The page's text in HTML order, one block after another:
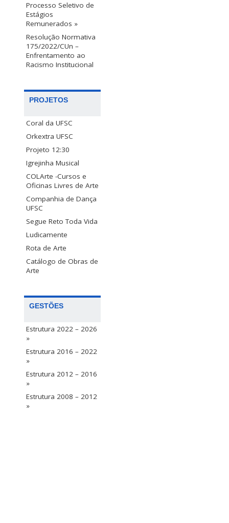
Processo Seletivo de
Estágios
Remunerados »
Resolução Normativa
175/2022/CUn –
Enfrentamento ao
Racismo Institucional
PROJETOS
Coral da UFSC
Orkextra UFSC
Projeto 12:30
Igrejinha Musical
COLArte -Cursos e
Oficinas Livres de Arte
Companhia de Dança
UFSC
Segue Reto Toda Vida
Ludicamente
Rota de Arte
Catálogo de Obras de
Arte
GESTÕES
Estrutura 2022 – 2026
»
Estrutura 2016 – 2022
»
Estrutura 2012 – 2016
»
Estrutura 2008 – 2012
»